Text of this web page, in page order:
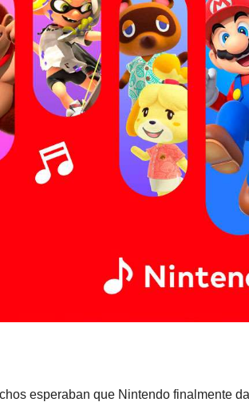
esperaban que Nintendo finalmente